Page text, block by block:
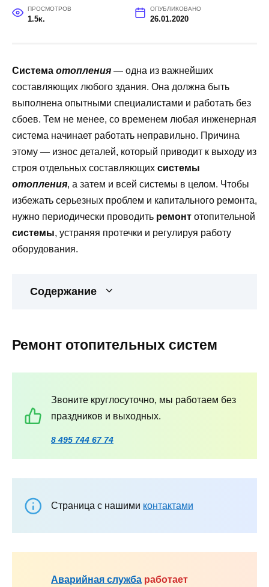
ПРОСМОТРОВ
1.5к.
ОПУБЛИКОВАНО
26.01.2020
Система отопления — одна из важнейших
составляющих любого здания. Она должна быть
выполнена опытными специалистами и работать без
сбоев. Тем не менее, со временем любая инженерная
система начинает работать неправильно. Причина
этому — износ деталей, который приводит к выходу из
строя отдельных составляющих системы
отопления, а затем и всей системы в целом. Чтобы
избежать серьезных проблем и капитального ремонта,
нужно периодически проводить ремонт отопительной
системы, устраняя протечки и регулируя работу
оборудования.
Содержание
Ремонт отопительных систем
Звоните круглосуточно, мы работаем без
праздников и выходных.
8 495 744 67 74
Страница с нашими контактами
Аварийная служба работает